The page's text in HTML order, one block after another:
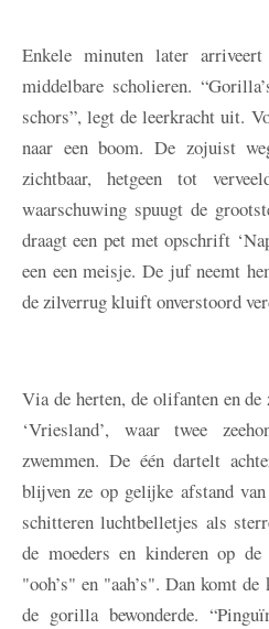
Enkele minuten later
middelbare scholieren.
schors”, legt de leerkracht uit.
naar een boom. De zojuist
zichtbaar, hetgeen tot
waarschuwing spuugt de
draagt een pet met opschrift
een een meisje. De juf neemt
de zilverrug kluift onverstoord
Via de herten, de olifanten en
‘Vriesland’, waar twee
zwemmen. De één dartelt
blijven ze op gelijke afstand
schitteren luchtbelletjes als
de moeders en kinderen op de
"ooh’s" en "aah’s". Dan komt
de gorilla bewonderde.